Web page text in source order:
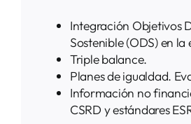
Integración Objetivos
Sostenible (ODS) en la
Triple balance.
Planes de igualdad.
Información no
CSRD y estándares